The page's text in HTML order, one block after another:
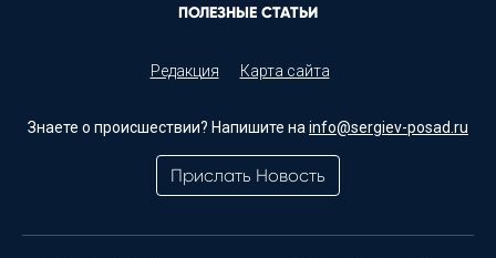
ПОЛЕЗНЫЕ СТАТЬИ
Редакция Карта сайта
Знаете о происшествии? Напишите на info@sergiev-posad.ru
Прислать Новость